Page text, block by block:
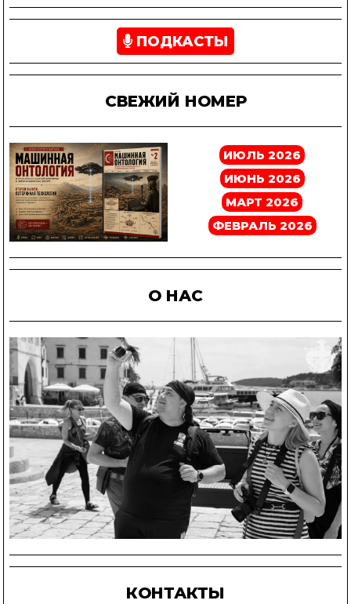
ПОДКАСТЫ
СВЕЖИЙ НОМЕР
ИЮЛЬ 2026
ИЮНЬ 2026
МАРТ 2026
ФЕВРАЛЬ 2026
О НАС
КОНТАКТЫ